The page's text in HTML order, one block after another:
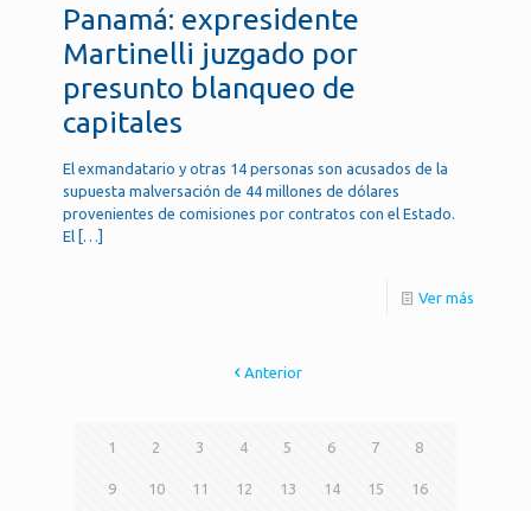
Panamá: expresidente
Martinelli juzgado por
presunto blanqueo de
capitales
El exmandatario y otras 14 personas son acusados de la
supuesta malversación de 44 millones de dólares
provenientes de comisiones por contratos con el Estado.
El […]
Ver más
Anterior
1 2 3 4 5 6 7 8
9 10 11 12 13 14 15 16